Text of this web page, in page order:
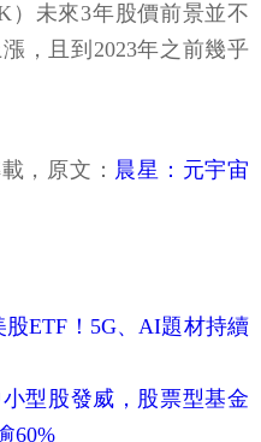
）未來3年股價前景並不
，且到2023年之前幾乎
，原文： 晨星：元宇宙
ETF！5G、AI題材持續
型股發威，股票型基金
60%